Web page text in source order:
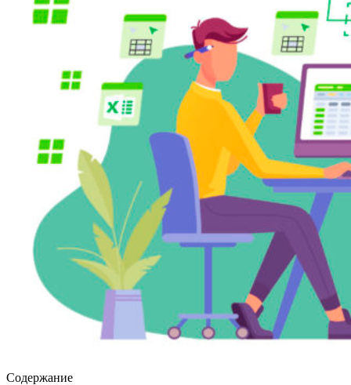
Содержание